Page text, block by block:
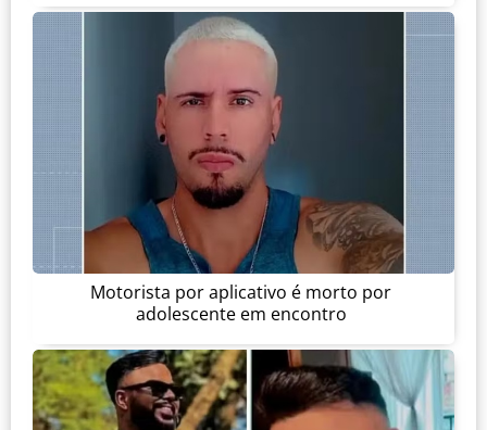
Motorista por aplicativo é morto por
adolescente em encontro